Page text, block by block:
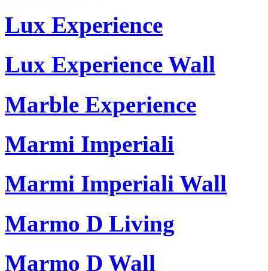
Lux Experience
Lux Experience Wall
Marble Experience
Marmi Imperiali
Marmi Imperiali Wall
Marmo D Living
Marmo D Wall